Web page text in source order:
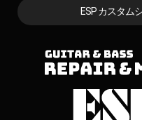
ESP カスタム